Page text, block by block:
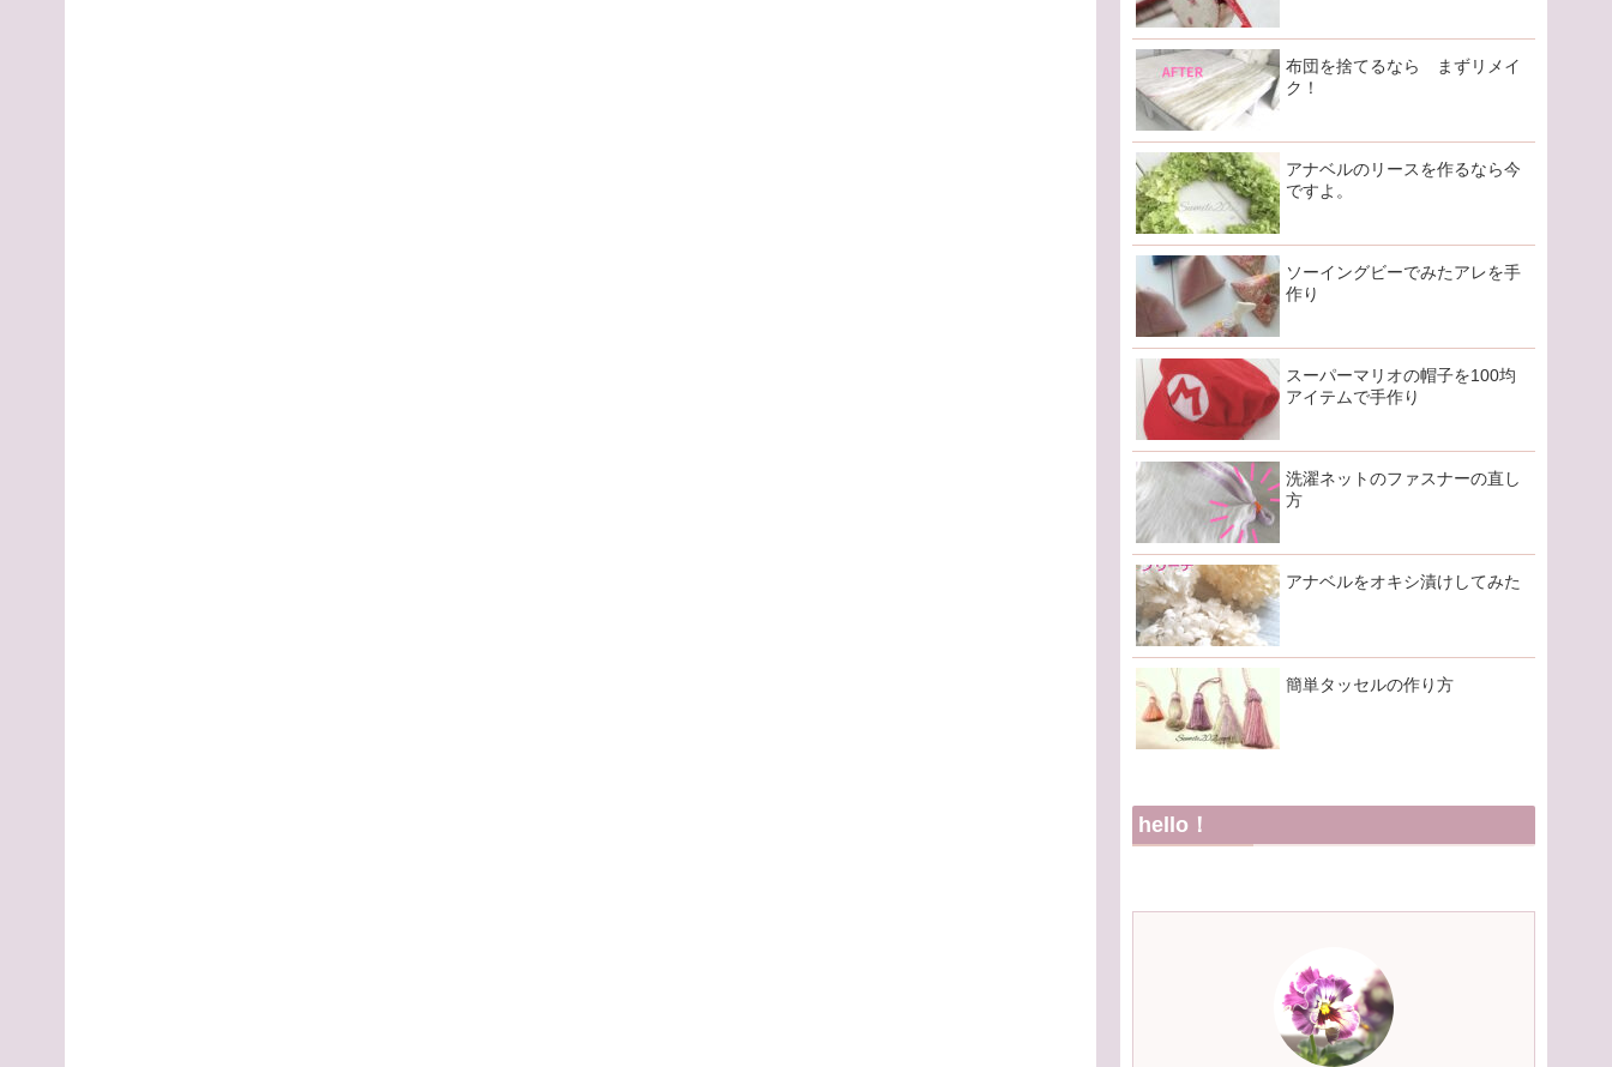
布団を捨てるなら まずリメイ
ク！
アナベルのリースを作るなら今
ですよ。
ソーイングビーでみたアレを手
作り
スーパーマリオの帽子を100均
アイテムで手作り
洗濯ネットのファスナーの直し
方
アナベルをオキシ漬けしてみた
簡単タッセルの作り方
hello！